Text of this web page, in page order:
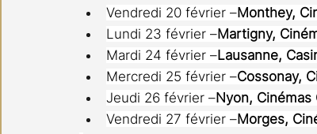
Vendredi 20 février –Monthey,
Lundi 23 février –Martigny,
Mardi 24 février –Lausanne,
Mercredi 25 février –Cossonay,
Jeudi 26 février –Nyon, Cinémas
Vendredi 27 février –Morges,